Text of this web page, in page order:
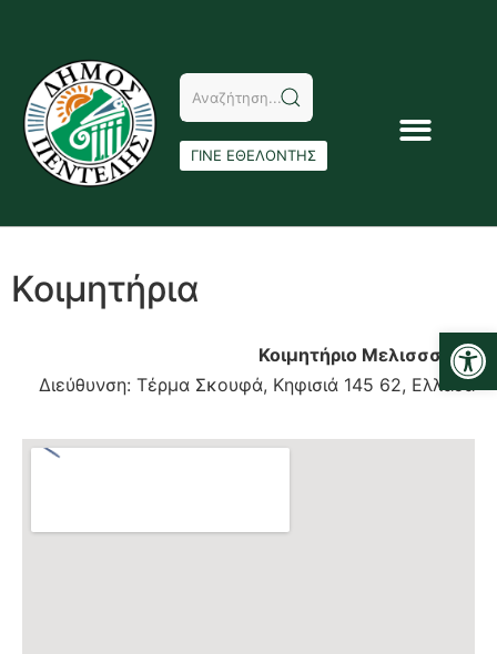
ΓΙΝΕ ΕΘΕΛΟΝΤΗΣ
Κοιμητήρια
Κοιμητήριο Μελισσσίων
Διεύθυνση: Τέρμα Σκουφά, Κηφισιά 145 62, Ελλάδα